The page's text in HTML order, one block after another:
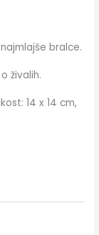
bralce.
živalih.
14 x 14 cm,